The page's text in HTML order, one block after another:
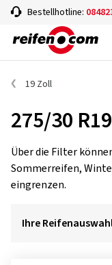
Bestellhotline:
19 Zoll
275/30
Über die Filter
Sommerreifen,
eingrenzen.
Ihre